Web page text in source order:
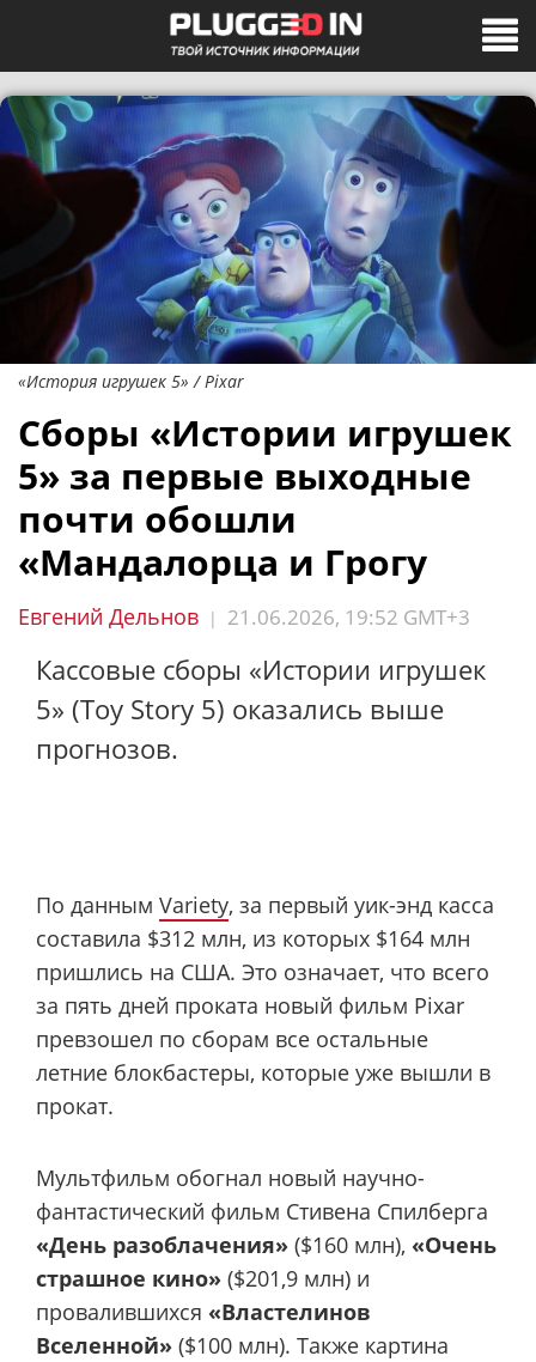
«История игрушек 5» / Pixar
Сборы «Истории игрушек
5» за первые выходные
почти обошли
«Мандалорца и Грогу
Евгений Дельнов | 21.06.2026, 19:52 GMT+3
Кассовые сборы «Истории игрушек
5» (Toy Story 5) оказались выше
прогнозов.
По данным Variety, за первый уик-энд касса
составила $312 млн, из которых $164 млн
пришлись на США. Это означает, что всего
за пять дней проката новый фильм Pixar
превзошел по сборам все остальные
летние блокбастеры, которые уже вышли в
прокат.
Мультфильм обогнал новый научно-
фантастический фильм Стивена Спилберга
«День разоблачения» ($160 млн), «Очень
страшное кино» ($201,9 млн) и
провалившихся «Властелинов
Вселенной» ($100 млн). Также картина